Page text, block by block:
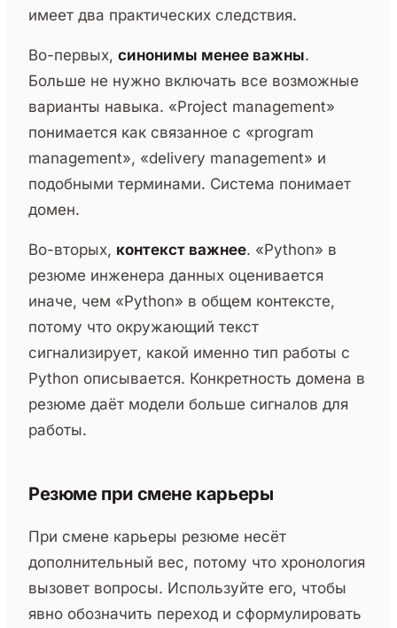
имеет два практических следствия.
Во-первых, синонимы менее важны.
Больше не нужно включать все возможные
варианты навыка. «Project management»
понимается как связанное с «program
management», «delivery management» и
подобными терминами. Система понимает
домен.
Во-вторых, контекст важнее. «Python» в
резюме инженера данных оценивается
иначе, чем «Python» в общем контексте,
потому что окружающий текст
сигнализирует, какой именно тип работы с
Python описывается. Конкретность домена в
резюме даёт модели больше сигналов для
работы.
Резюме при смене карьеры
При смене карьеры резюме несёт
дополнительный вес, потому что хронология
вызовет вопросы. Используйте его, чтобы
явно обозначить переход и сформулировать